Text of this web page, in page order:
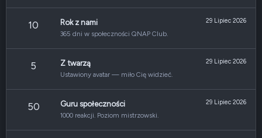
10 29 Lipiec 2026
Rok z nami
365 dni w społeczności QNAP Club.
5 29 Lipiec 2026
Z twarzą
Ustawiony avatar — miło Cię widzieć.
50 29 Lipiec 2026
Guru społeczności
1000 reakcji. Poziom mistrzowski.